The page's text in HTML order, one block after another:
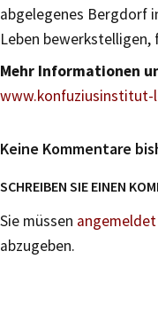
abgelegenes Bergdorf
Leben
Mehr Informationen
Keine Kommentare
SCHREIBEN SIE EINEN
Sie müssen angemeldet
abzugeben.